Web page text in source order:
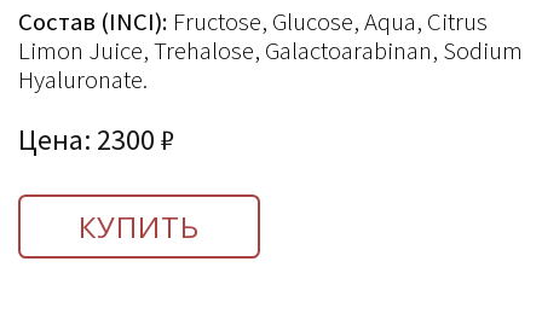
Состав (INCI): Fructose, Glucose, Aqua, Citrus
Limon Juice, Trehalose, Galactoarabinan, Sodium
Hyaluronate.
Цена: 2300 ₽
КУПИТЬ